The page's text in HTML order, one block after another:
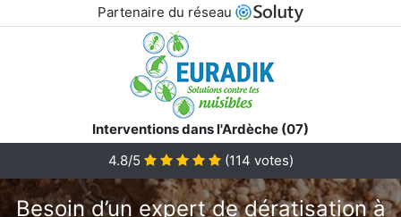
Partenaire du réseau
Interventions dans l'Ardèche (07)
4.8/5
(114 votes)
Besoin d’un expert de dératisation à